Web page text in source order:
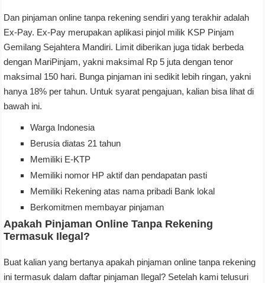
Dan pinjaman online tanpa rekening sendiri yang terakhir adalah
Ex-Pay. Ex-Pay merupakan aplikasi pinjol milik KSP Pinjam
Gemilang Sejahtera Mandiri. Limit diberikan juga tidak berbeda
dengan MariPinjam, yakni maksimal Rp 5 juta dengan tenor
maksimal 150 hari. Bunga pinjaman ini sedikit lebih ringan, yakni
hanya 18% per tahun. Untuk syarat pengajuan, kalian bisa lihat di
bawah ini.
Warga Indonesia
Berusia diatas 21 tahun
Memiliki E-KTP
Memiliki nomor HP aktif dan pendapatan pasti
Memiliki Rekening atas nama pribadi Bank lokal
Berkomitmen membayar pinjaman
Apakah Pinjaman Online Tanpa Rekening
Termasuk Ilegal?
Buat kalian yang bertanya apakah pinjaman online tanpa rekening
ini termasuk dalam daftar pinjaman Ilegal? Setelah kami telusuri